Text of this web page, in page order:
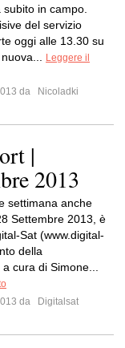
in campo.
del servizio
oggi alle 13.30 su
Leggere il
da
Nicoladki
|
2013
settimana anche
Settembre 2013, è
Sat (www.digital-
della
cura di Simone...
da
Digitalsat